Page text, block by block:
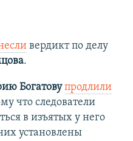
вердикт по делу
.
Богатову продлили
что следователи
в изъятых у него
установлены